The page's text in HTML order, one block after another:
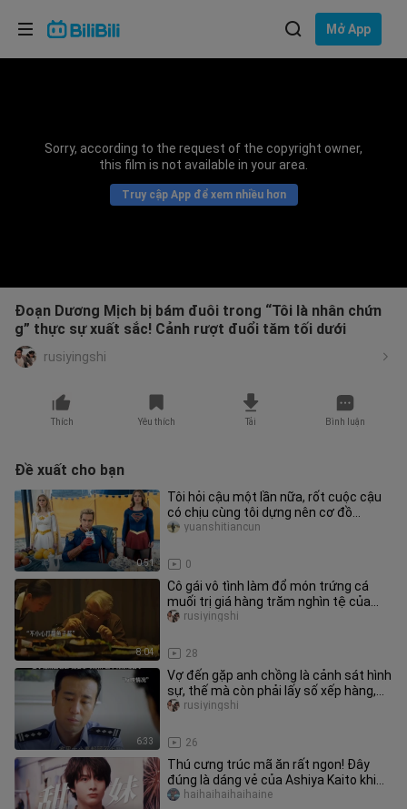
Mở App
Sorry, according to the request of the copyright owner,
this film is not available in your area.
Truy cập App để xem nhiều hơn
Đoạn Dương Mịch bị bám đuôi trong “Tôi là nhân chứn
g” thực sự xuất sắc! Cảnh rượt đuổi tăm tối dưới
rusiyingshi
Thích Yêu thích Tải Bình luận
Đề xuất cho bạn
0:51
Tôi hỏi cậu một lần nữa, rốt cuộc cậu
có chịu cùng tôi dựng nên cơ đồ
không?
0
yuanshitiancun
8:04
Cô gái vô tình làm đổ món trứng cá
muối trị giá hàng trăm nghìn tệ của
ông trùm xã hội đen, bị hắn v
28
rusiyingshi
6:33
Vợ đến gặp anh chồng là cảnh sát hình
sự, thế mà còn phải lấy số xếp hàng,
xem ra màn kịch hay sắp b
26
rusiyingshi
Thú cưng trúc mã ăn rất ngon! Đây
đúng là dáng vẻ của Ashiya Kaito khi
trưởng thành! Một cô nàng bán
haihaihaihaihaine
Lựa chọn ngôn ngữ
Bahasa Indonesia